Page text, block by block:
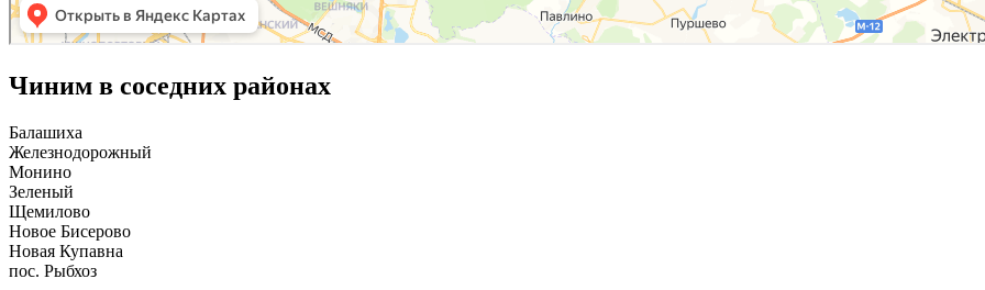
Чиним в соседних районах
Балашиха
Железнодорожный
Монино
Зеленый
Щемилово
Новое Бисерово
Новая Купавна
пос. Рыбхоз